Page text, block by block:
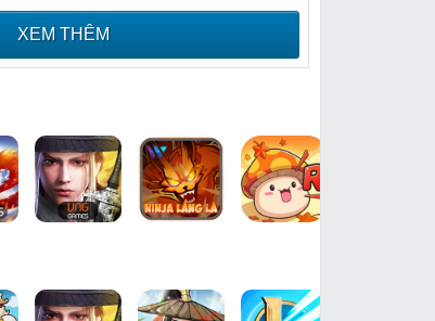
XEM THÊM